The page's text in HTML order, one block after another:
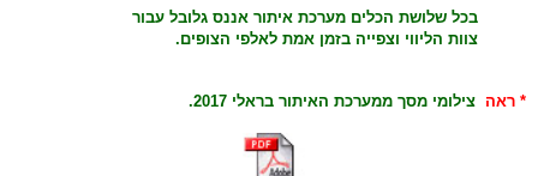
בכל שלושת הכלים מערכת איתור אננס גלובל עבור
צוות הליווי וצפייה בזמן אמת לאלפי הצופים.
* ראה צילומי מסך ממערכת האיתור בראלי 2017.